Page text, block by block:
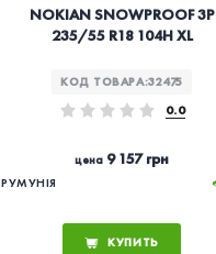
NOKIAN SNOWPROOF 3P
235/55 R18 104H XL
КОД ТОВАРА:32475
0.0
цена 9 157 грн
РУМУНІЯ
КУПИТЬ